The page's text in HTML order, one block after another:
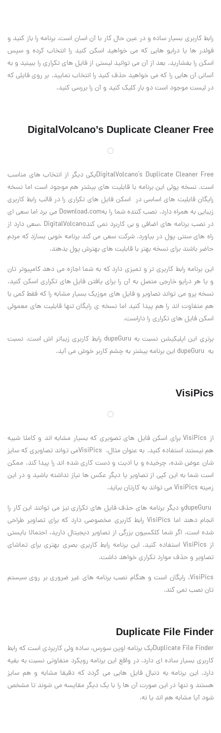
رابط کاربری بسیار ساده و در عین حال کار با آن اسان است. برنامه را باز کنید و
فولدر ها یا درایو هایی که می خواهید اسکن کنید را انتخاب کرده و سپس
اسکن را بفشارید. بعد از آن می توانید لیستی از فایل های تکراری را ببینید و به
آسانی آن هایی را که می خواهید حذف کنید را انتخاب نمایید. بر روی فایلی که
در لیست موجود است دو بار کلیک کنید و آن را بررسی کنید.
DigitalVolcano’s Duplicate Cleaner Free
DigitalVolcano’s Duplicate Cleaner Freeیکی دیگر از انتخاب های مناسب
است. نسخه پولی این برنامه با قابلیت های بیشتر هم موجود است اما نسخه
رایگان قابلیت های اساسی در اسکن فایل های تکراری را در قالب رابط کاربری
زیبایی به همراه دارد. نصب کننده شما را بهDownload.comمی برد اما سعی ای
در نصب برنامه های اضافی و بی کاربرد نمی کند. DigitalVolcanoسعی دارد از
راه های سنتی پول در بیاورد. شرکت سعی می کند برنامه خوبی بسازد که مردم
حاضر باشند برای نسخه بهتر با قابلیت های بهترش پول بدهند.
این برنامه رابط کاربری تر و تمیزی دارد که به شما اجازه می دهد کامپیوتر تان
و یا هر درایو خارجی متصل به آن را برای یافتن فایل های تکراری اسکن کنید.
نسخه پرو می تواند تصاویر و فایل های موزیک بسیار مشابه را که فقط کمی با
هم متفاوت اند را هم پیدا کنید اما نسخه ی رایگان تنها قابلیت های معمولی
اسکن فایل های تکراری را داراست.
برتری این اپلیکیشن نسبت به dupeGuru رابط کاربری زیباتر اش است. نسبت
به dupeGuru این برنامه بیشتر به چشم کاربر خوش می آید.
VisiPics
ازVisiPicsبرای اسکن فایل های تصویری که بسیار مشابه اند و کاملا شبیه
هم نیستند استفاده کنید. به عنوان مثال، VisiPicsمی تواند تصاویری که سایز
شان عوض شده، چرخیده و یا ادیت و دست کاری شده اند را پیدا کند. ممکن
است شما به این کپی از تصاویر یا دیگر عکس ها نیاز نداشته باشید و در این
زمینه VisiPicsمی تواند به کارتان بیاید.
dupeGuruو دیگر برنامه های حذف فایل های تکراری نیز می توانند این کار را
انجام دهند اما VisiPics رابط کاربری مخصوصی دارد که برای تصاویر طراحی
شده است. اگر شما کلکسیون بزرگی از تصاویر دیجیتال دارید، احتمالا بایستی
ازVisiPicsاستفاده کنید. این برنامه رابط کاربری بصری بهتری برای تماشای
تصاویر و حذف موارد تکراری خواهد داشت.
VisiPics، رایگان است و هنگام نصب برنامه های غیر ضروری بر روی سیستم
تان نصب نمی کند.
Duplicate File Finder
Duplicate File Finderیک برنامه اوپن سورس، ساده ولی کاربردی است که رابط
کاربری بسیار ساده ای دارد. در واقع این برنامه رویکرد متفاوتی نسبت به بقیه
دارد. این برنامه به دنبال فایل هایی می گردد که دقیقا مشابه و هم سایز
هستند و تنها در این صورت آن ها را با یک دیگر مقایسه می شوند تا مشخص
شود آیا مشابه هم اند یا نه.